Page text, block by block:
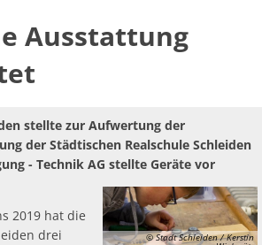
Ausstattung
stellte zur Aufwertung der
der Städtischen Realschule Schleiden
- Technik AG stellte Geräte vor
© Stadt Schleiden / Kerstin
2019 hat die
drei